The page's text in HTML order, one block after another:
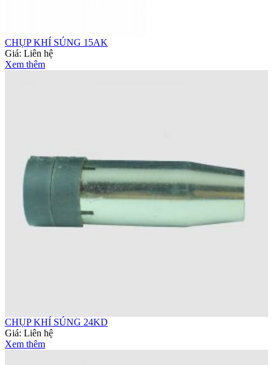
CHỤP KHÍ SÚNG 15AK
Giá: Liên hệ
Xem thêm
CHỤP KHÍ SÚNG 24KD
Giá: Liên hệ
Xem thêm